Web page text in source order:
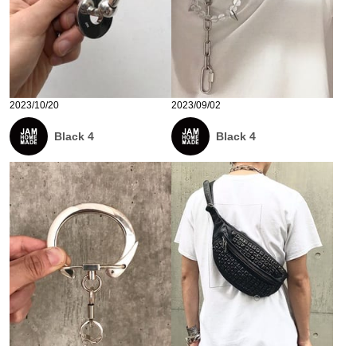
2023/10/20
Black 4
2023/09/02
Black 4